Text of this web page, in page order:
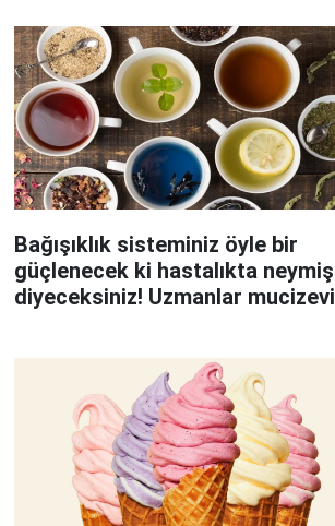
Bağışıklık sisteminiz öyle bir
güçlenecek ki hastalıkta neymiş
diyeceksiniz! Uzmanlar mucizevi